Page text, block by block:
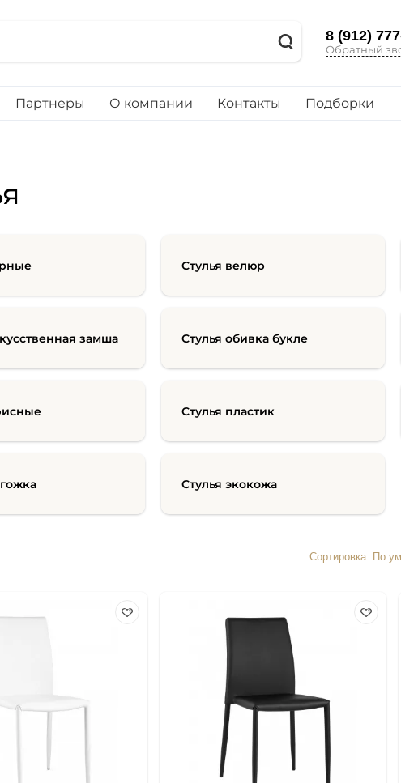
8 (912)
Обратный
Партнеры О компании Контакты Подборки
Стулья велюр
замша Стулья обивка букле
Стулья пластик
Стулья экокожа
Сортировка: По